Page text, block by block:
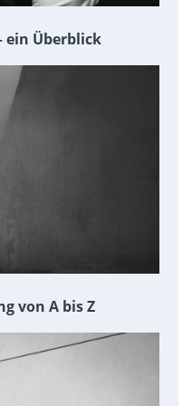
ein Überblick
von A bis Z